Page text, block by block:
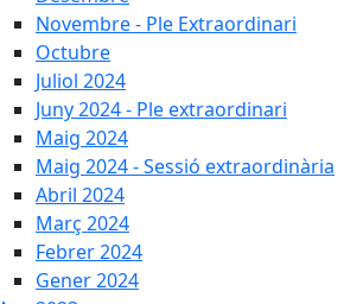
Novembre - Ple Extraordinari
Octubre
Juliol 2024
Juny 2024 - Ple extraordinari
Maig 2024
Maig 2024 - Sessió extraordinària
Abril 2024
Març 2024
Febrer 2024
Gener 2024